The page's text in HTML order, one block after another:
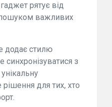
рятує від
пошуком важливих
додає стилю
з
для тих, хто